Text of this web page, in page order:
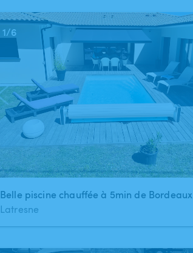
1/6
Belle piscine chauffée à 5min de Bordeaux
Latresne